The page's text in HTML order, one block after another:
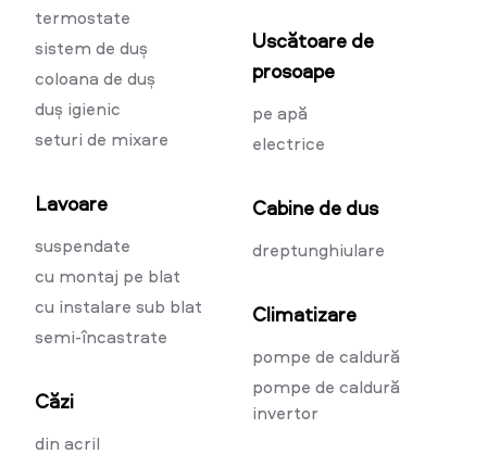
termostate
sistem de duș
coloana de duș
duș igienic
seturi de mixare
Lavoare
suspendate
cu montaj pe blat
cu instalare sub blat
semi-încastrate
Căzi
din acril
Uscătoare de
prosoape
pe apă
electrice
Cabine de dus
dreptunghiulare
Climatizare
pompe de caldură
pompe de caldură
invertor